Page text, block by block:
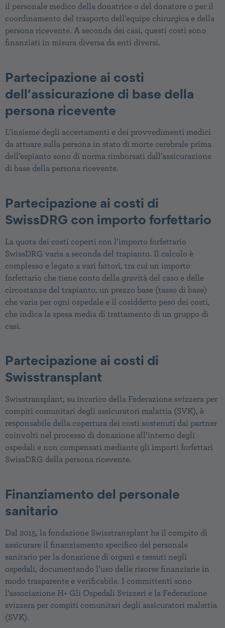
il personale medico della donatrice o del donatore o per il
coordinamento del trasporto dell’equipe chirurgica e della
persona ricevente. A seconda dei casi, questi costi sono
finanziati in misura diversa da enti diversi.
Partecipazione ai costi
dell’assicurazione di base della
persona ricevente
L’insieme degli accertamenti e dei provvedimenti medici
da attuare sulla persona in stato di morte cerebrale prima
dell’espianto sono di norma rimborsati dall’assicurazione
di base della persona ricevente.
Partecipazione ai costi di
SwissDRG con importo forfettario
La quota dei costi coperti con l’importo forfettario
SwissDRG varia a seconda del trapianto. Il calcolo è
complesso e legato a vari fattori, tra cui un importo
forfettario che tiene conto della gravità del caso e delle
circostanze del trapianto, un prezzo base (tasso di base)
che varia per ogni ospedale e il cosiddetto peso dei costi,
che indica la spesa media di trattamento di un gruppo di
casi.
Partecipazione ai costi di
Swisstransplant
Swisstransplant, su incarico della Federazione svizzera per
compiti comunitari degli assicuratori malattia (SVK), è
responsabile della copertura dei costi sostenuti dai partner
coinvolti nel processo di donazione all’interno degli
ospedali e non compensati mediante gli importi forfettari
SwissDRG della persona ricevente.
Finanziamento del personale
sanitario
Dal 2015, la fondazione Swisstransplant ha il compito di
assicurare il finanziamento specifico del personale
sanitario per la donazione di organi e tessuti negli
ospedali, documentando l’uso delle risorse finanziarie in
modo trasparente e verificabile. I committenti sono
l’associazione H+ Gli Ospedali Svizzeri e la Federazione
svizzera per compiti comunitari degli assicuratori malattia
(SVK).